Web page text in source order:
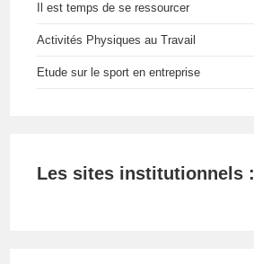
Il est temps de se ressourcer
Activités Physiques au Travail
Etude sur le sport en entreprise
Les sites institutionnels :